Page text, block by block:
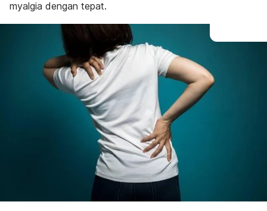
myalgia dengan tepat.